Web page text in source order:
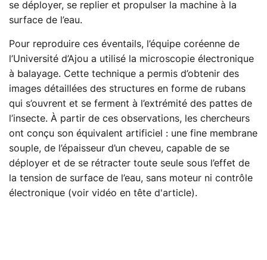
se déployer, se replier et propulser la machine à la
surface de l’eau.
Pour reproduire ces éventails, l’équipe coréenne de
l’Université d’Ajou a utilisé la microscopie électronique
à balayage. Cette technique a permis d’obtenir des
images détaillées des structures en forme de rubans
qui s’ouvrent et se ferment à l’extrémité des pattes de
l’insecte. À partir de ces observations, les chercheurs
ont conçu son équivalent artificiel : une fine membrane
souple, de l’épaisseur d’un cheveu, capable de se
déployer et de se rétracter toute seule sous l’effet de
la tension de surface de l’eau, sans moteur ni contrôle
électronique (voir vidéo en tête d'article).